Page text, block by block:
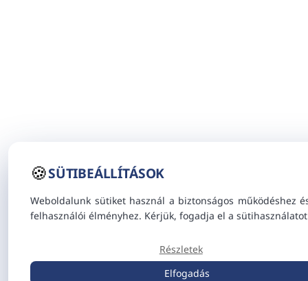
🍪SÜTIBEÁLLÍTÁSOK
Weboldalunk sütiket használ a biztonságos működéshez
felhasználói élményhez. Kérjük, fogadja el a
Részletek
Elfogadás